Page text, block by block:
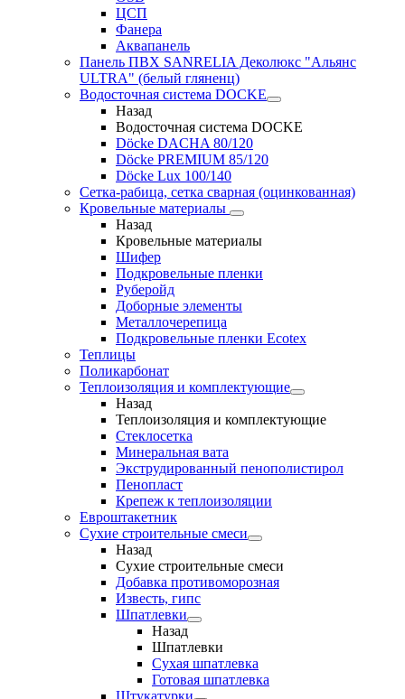
ЦСП
Фанера
Аквапанель
Панель ПВХ SANRELIA Деколюкс "Альянс
ULTRA" (белый гляненц)
Водосточная система DOCKE
Назад
Водосточная система DOCKE
Döсkе DACHA 80/120
Döcke PREMIUM 85/120
Döсkе Luх 100/140
Сетка-рабица, сетка сварная (оцинкованная)
Кровельные материалы
Назад
Кровельные материалы
Шифер
Подкровельные пленки
Руберойд
Доборные элементы
Металлочерепица
Подкровельные пленки Ecotex
Теплицы
Поликарбонат
Теплоизоляция и комплектующие
Назад
Теплоизоляция и комплектующие
Стеклосетка
Минеральная вата
Экструдированный пенополистирол
Пенопласт
Крепеж к теплоизоляции
Евроштакетник
Сухие строительные смеси
Назад
Сухие строительные смеси
Добавка противоморозная
Известь, гипс
Шпатлевки
Назад
Шпатлевки
Сухая шпатлевка
Готовая шпатлевка
Штукатурки